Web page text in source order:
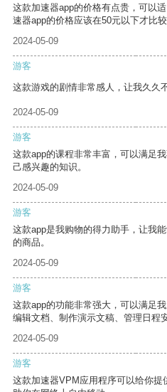
这款加速器app的价格有点贵，可以
速器app的价格应该在50元以下才比较
2024-05-09
游客
这款游戏的剧情非常感人，让我久久
2024-05-09
游客
这款app的课程非常丰富，可以满足
己感兴趣的知识。
2024-05-09
游客
这款app是我购物的得力助手，让我
的商品。
2024-05-09
游客
这款app的功能非常强大，可以满足
编辑文档、制作演示文稿、管理日程
2024-05-09
游客
这款加速器VPM应用程序可以给你